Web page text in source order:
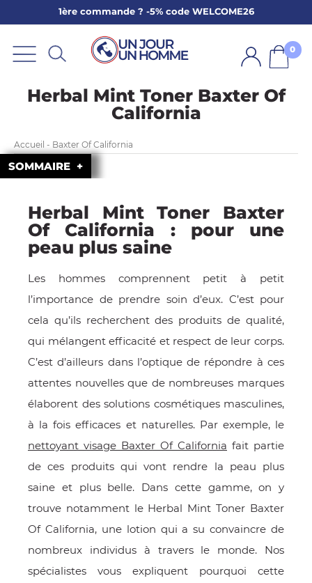
1ère commande ? -5% code WELCOME26
0
FRAICHE
Herbal Mint Toner Baxter Of
California
Accueil - Baxter Of California
SOMMAIRE
Herbal Mint Toner Baxter
Of California : pour une
peau plus saine
Les hommes comprennent petit à petit
l’importance de prendre soin d’eux. C’est pour
cela qu’ils recherchent des produits de qualité,
qui mélangent efficacité et respect de leur corps.
C’est d’ailleurs dans l’optique de répondre à ces
attentes nouvelles que de nombreuses marques
élaborent des solutions cosmétiques masculines,
à la fois efficaces et naturelles. Par exemple, le
nettoyant visage Baxter Of California fait partie
de ces produits qui vont rendre la peau plus
saine et plus belle. Dans cette gamme, on y
trouve notamment le Herbal Mint Toner Baxter
Of California, une lotion qui a su convaincre de
nombreux individus à travers le monde. Nos
spécialistes vous expliquent pourquoi cette